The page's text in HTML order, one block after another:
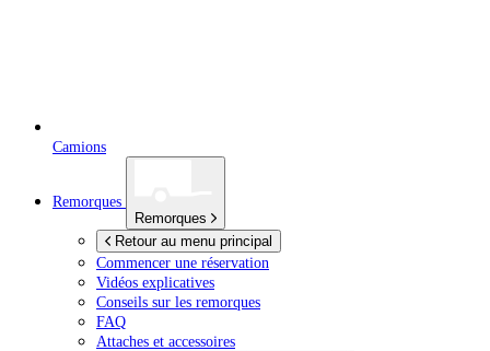
Camions
Remorques
Remorques
Retour au menu principal
Commencer une réservation
Vidéos explicatives
Conseils sur les remorques
FAQ
Attaches et accessoires